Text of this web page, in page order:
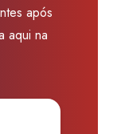
após
aqui na